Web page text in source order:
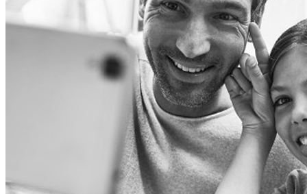
Konsoles
Spēles un kontrolieri
Projektori
Audiosistēmas
TV piederumi
Iekārtu apdrošināšana
Nomaksas līgums